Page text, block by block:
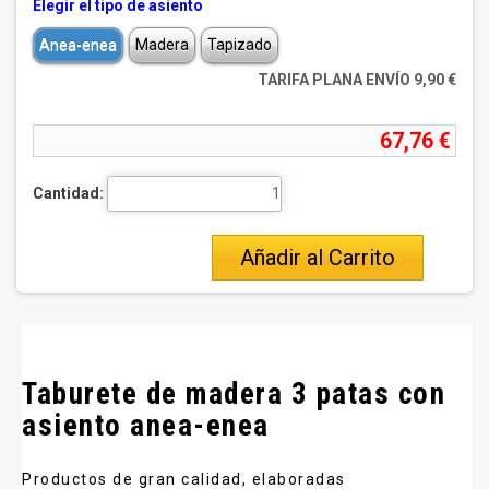
Elegir el tipo de asiento
Anea-enea Madera
Tapizado
TARIFA PLANA ENVÍO 9,90 €
67,76 €
Cantidad:
Añadir al Carrito
Taburete de madera 3 patas con
asiento anea-enea
Productos de gran calidad, elaboradas